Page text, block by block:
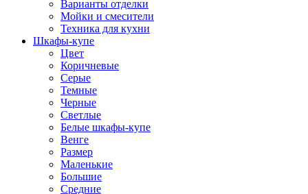
Варианты отделки
Мойки и смесители
Техника для кухни
Шкафы-купе
Цвет
Коричневые
Серые
Темные
Черные
Светлые
Белые шкафы-купе
Венге
Размер
Маленькие
Большие
Средние